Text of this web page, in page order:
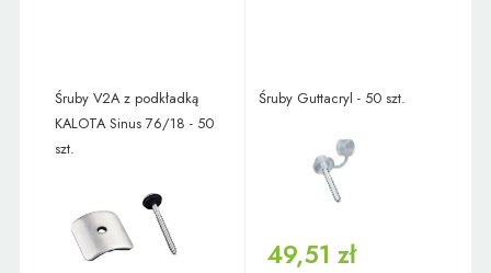
Śruby V2A z podkładką
KALOTA Sinus 76/18 - 50
szt.
Śruby Guttacryl - 50 szt.
49,51 zł